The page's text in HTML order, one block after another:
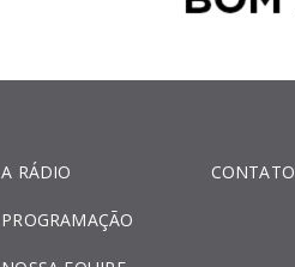
A RÁDIO
PROGRAMAÇÃO
CONTATO